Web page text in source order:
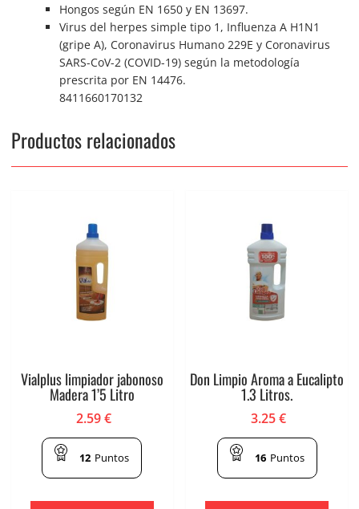
Hongos según EN 1650 y EN 13697.
Virus del herpes simple tipo 1, Influenza A H1N1
(gripe A), Coronavirus Humano 229E y Coronavirus
SARS-CoV-2 (COVID-19) según la metodología
prescrita por EN 14476.
8411660170132
Productos relacionados
Vialplus limpiador jabonoso
Madera 1’5 Litro
2.59€
12 Puntos
Don Limpio Aroma a Eucalipto
1.3 Litros.
3.25€
16 Puntos